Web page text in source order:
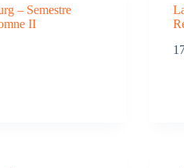
– Semestre
II